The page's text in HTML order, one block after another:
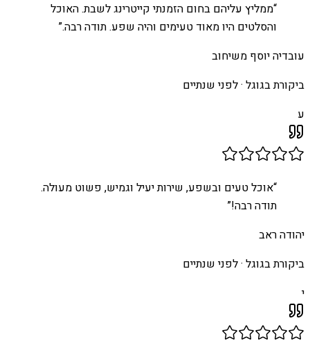
“ממליץ עליהם בחום הזמנתי קייטרינג לשבת. האוכל
והסלטים היו מאוד טעימים והיה שפע. תודה רבה.”
עובדיה יוסף משיחוב
ביקורת בגוגל ·לפני שנתיים
ע
“אוכל טעים ובשפע, שירות יעיל וגמיש, פשוט מעולה.
תודה רבה!”
יהודה ראב
ביקורת בגוגל ·לפני שנתיים
י